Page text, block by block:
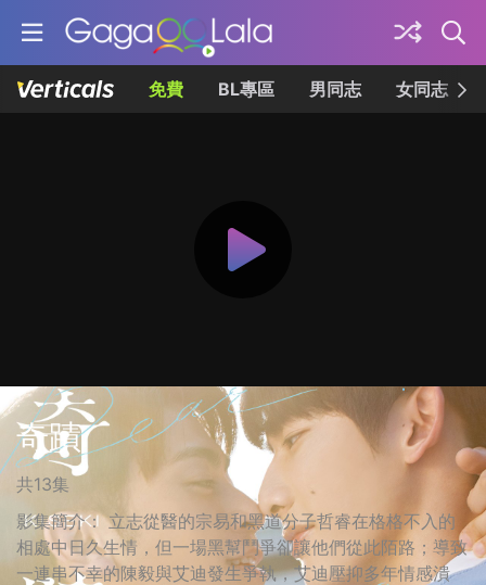
免費 BL專區 男同志 女同志
奇蹟
共13集
影集簡介： 立志從醫的宗易和黑道分子哲睿在格格不入的
相處中日久生情，但一場黑幫鬥爭卻讓他們從此陌路；導致
一連串不幸的陳毅與艾迪發生爭執，艾迪壓抑多年情感潰